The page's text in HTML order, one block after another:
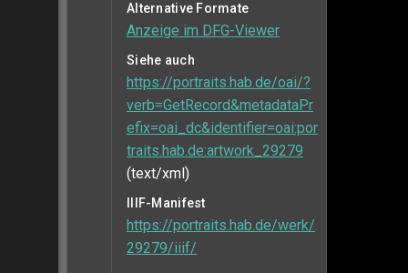
Alternative Formate
Anzeige im DFG-Viewer
Siehe auch
https://portraits.hab.de/oai/?
verb=GetRecord&metadataPr
efix=oai_dc&identifier=oai:por
traits.hab.de:artwork_29279
(text/xml)
IIIF-Manifest
https://portraits.hab.de/werk/
29279/iiif/